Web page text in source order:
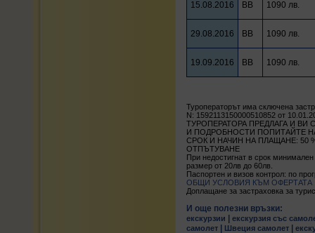
15.08.2016 BB 1090 лв.
29.08.2016 BB 1090 лв.
19.09.2016 BB 1090 лв.
Туроператорът има сключена
N: 1592113150000510852 от
ТУРОПЕРАТОРА ПРЕДЛАГА И ВИ
И ПОДРОБНОСТИ ПОПИТАЙТЕ НА
СРОК И НАЧИН НА ПЛАЩАНЕ: 50
ОТПЪТУВАНЕ
При недостигнат в срок
размер от 20лв до 60лв.
Паспортен и визов контрол: по
ОБЩИ УСЛОВИЯ КЪМ ОФЕРТАТА
Доплащане за застраховка за
И още полезни връзки:
екскурзии
екскурзия със
самолет
Швеция самолет